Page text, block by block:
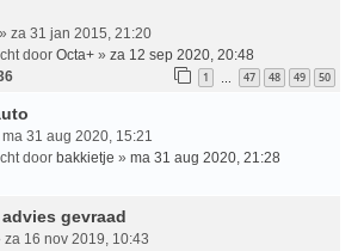
» za 31 jan 2015, 21:20
door Octa+ » za 12 sep 2020, 20:48
1 … 47 48 49 50
ma 31 aug 2020, 15:21
door bakkietje » ma 31 aug 2020, 21:28
gevraad
za 16 nov 2019, 10:43